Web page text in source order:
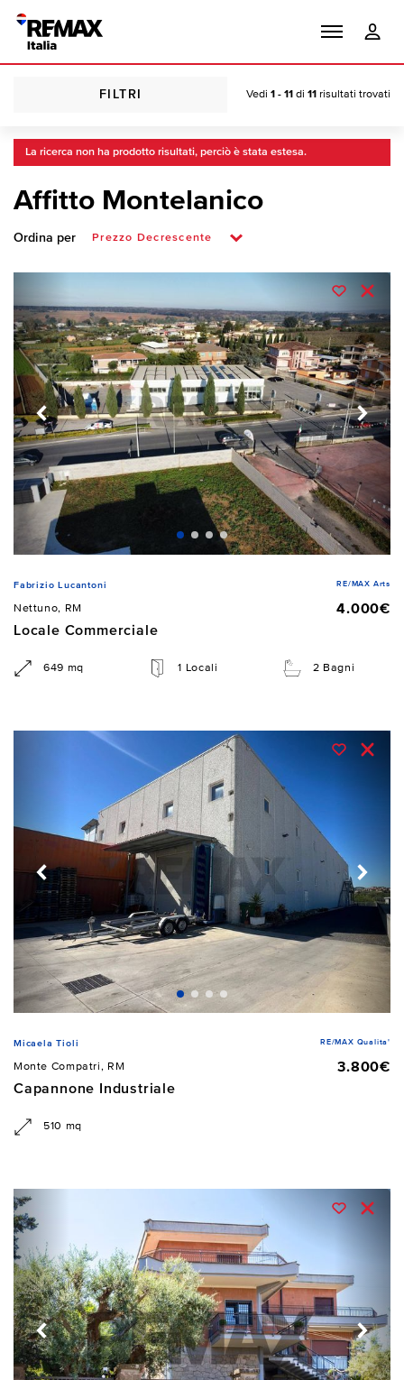
FILTRI Vedi 1 - 11 di 11 risultati trovati
La ricerca non ha prodotto risultati, perciò è stata estesa.
Affitto Montelanico
Ordina per
Fabrizio Lucantoni RE/MAX Arts
Nettuno, RM
4.000€
Locale Commerciale
649 mq 1 Locali 2 Bagni
Micaela Tioli RE/MAX Qualita'
Monte Compatri, RM
3.800€
Capannone Industriale
510 mq